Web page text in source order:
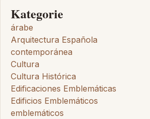
Kategorie
árabe
Arquitectura Española
contemporánea
Cultura
Cultura Histórica
Edificaciones Emblemáticas
Edificios Emblemáticos
emblemáticos